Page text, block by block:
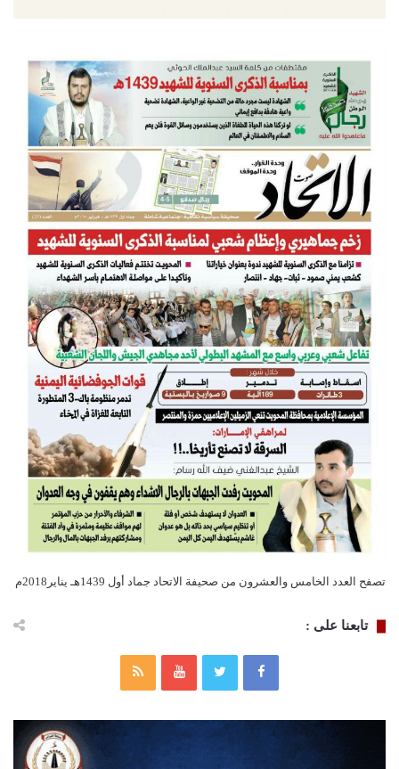
تصفح العدد الخامس والعشرون من صحيفة الاتحاد جماد أول 1439هـ يناير2018م
تابعنا على :